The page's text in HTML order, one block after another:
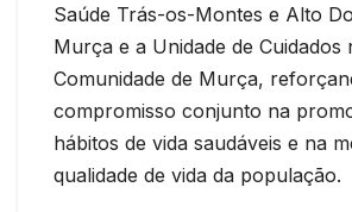
Saúde Trás-os-Montes e Alto
Murça e a Unidade de Cuidados
Comunidade de Murça,
compromisso conjunto na
hábitos de vida saudáveis e na
qualidade de vida da população.